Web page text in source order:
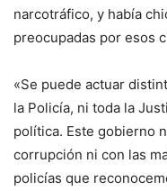
narcotráfico, y había
preocupadas por esos
«Se puede actuar
la Policía, ni toda la
política. Este gobierno
corrupción ni con las
policías que